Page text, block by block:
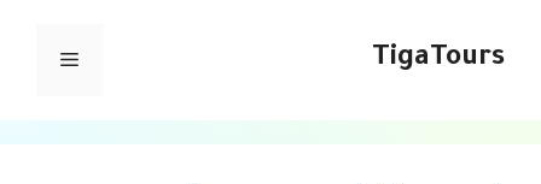
TigaTours القائمة